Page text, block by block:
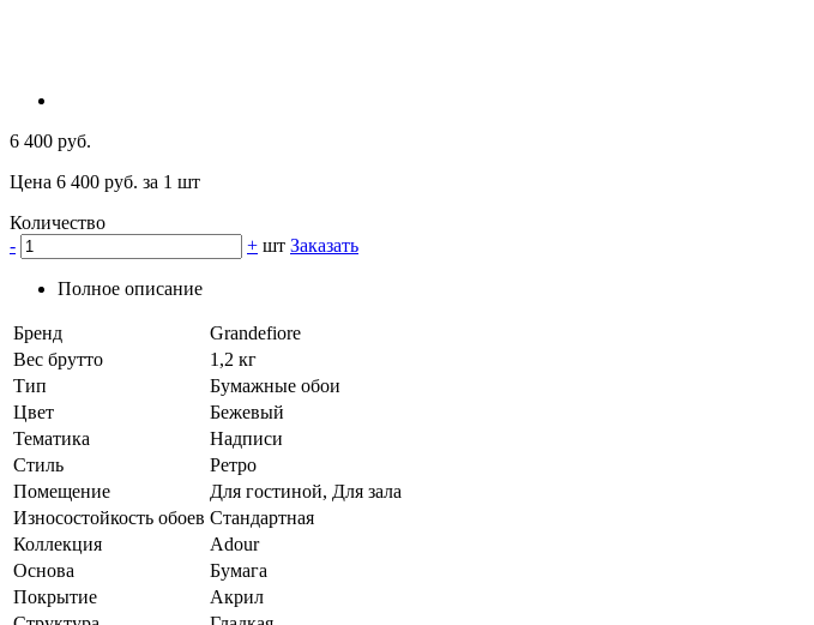
6 400 руб.
Цена 6 400 руб. за 1 шт
Количество
-
+ шт Заказать
Полное описание
Бренд
Grandefiore
Вес брутто
1,2 кг
Тип
Бумажные обои
Цвет
Бежевый
Тематика
Надписи
Стиль
Ретро
Помещение
Для гостиной, Для зала
Износостойкость обоев Стандартная
Коллекция
Adour
Основа
Бумага
Покрытие
Акрил